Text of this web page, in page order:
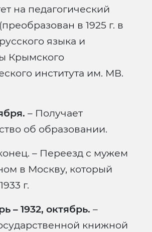
на педагогический
в 1925 г. в
языка и
Крымского
института им. МВ.
– Получает
об образовании.
– Переезд с мужем
в Москву, который
г.
– 1932, октябрь. –
книжной